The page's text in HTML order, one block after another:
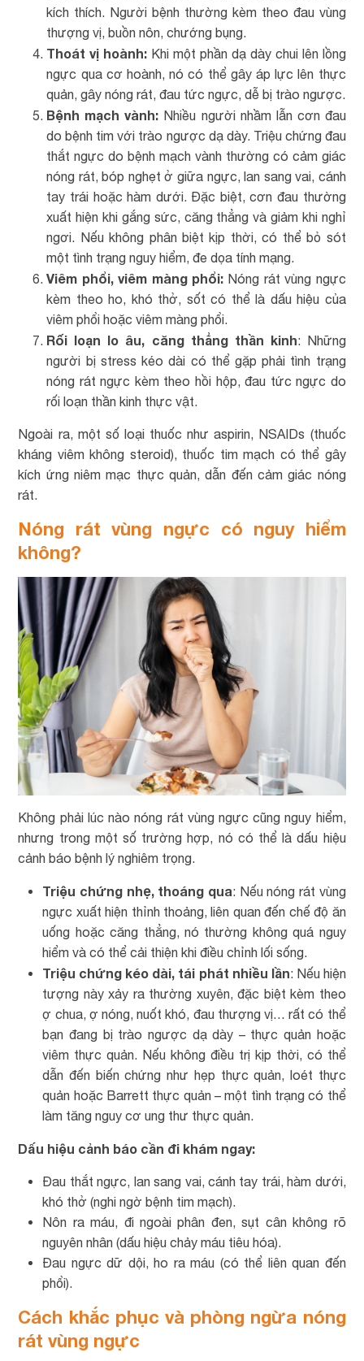
kích thích. Người bệnh thường kèm theo đau vùng
thượng vị, buồn nôn, chướng bụng.
Thoát vị hoành: Khi một phần dạ dày chui lên lồng
ngực qua cơ hoành, nó có thể gây áp lực lên thực
quản, gây nóng rát, đau tức ngực, dễ bị trào ngược.
Bệnh mạch vành: Nhiều người nhầm lẫn cơn đau
do bệnh tim với trào ngược dạ dày. Triệu chứng đau
thắt ngực do bệnh mạch vành thường có cảm giác
nóng rát, bóp nghẹt ở giữa ngực, lan sang vai, cánh
tay trái hoặc hàm dưới. Đặc biệt, cơn đau thường
xuất hiện khi gắng sức, căng thẳng và giảm khi nghỉ
ngơi. Nếu không phân biệt kịp thời, có thể bỏ sót
một tình trạng nguy hiểm, đe dọa tính mạng.
Viêm phổi, viêm màng phổi: Nóng rát vùng ngực
kèm theo ho, khó thở, sốt có thể là dấu hiệu của
viêm phổi hoặc viêm màng phổi.
Rối loạn lo âu, căng thẳng thần kinh: Những
người bị stress kéo dài có thể gặp phải tình trạng
nóng rát ngực kèm theo hồi hộp, đau tức ngực do
rối loạn thần kinh thực vật.
Ngoài ra, một số loại thuốc như aspirin, NSAIDs (thuốc
kháng viêm không steroid), thuốc tim mạch có thể gây
kích ứng niêm mạc thực quản, dẫn đến cảm giác nóng
rát.
Nóng rát vùng ngực có nguy hiểm
không?
Không phải lúc nào nóng rát vùng ngực cũng nguy hiểm,
nhưng trong một số trường hợp, nó có thể là dấu hiệu
cảnh báo bệnh lý nghiêm trọng.
Triệu chứng nhẹ, thoáng qua: Nếu nóng rát vùng
ngực xuất hiện thỉnh thoảng, liên quan đến chế độ ăn
uống hoặc căng thẳng, nó thường không quá nguy
hiểm và có thể cải thiện khi điều chỉnh lối sống.
Triệu chứng kéo dài, tái phát nhiều lần: Nếu hiện
tượng này xảy ra thường xuyên, đặc biệt kèm theo
ợ chua, ợ nóng, nuốt khó, đau thượng vị… rất có thể
bạn đang bị trào ngược dạ dày – thực quản hoặc
viêm thực quản. Nếu không điều trị kịp thời, có thể
dẫn đến biến chứng như hẹp thực quản, loét thực
quản hoặc Barrett thực quản – một tình trạng có thể
làm tăng nguy cơ ung thư thực quản.
Dấu hiệu cảnh báo cần đi khám ngay:
Đau thắt ngực, lan sang vai, cánh tay trái, hàm dưới,
khó thở (nghi ngờ bệnh tim mạch).
Nôn ra máu, đi ngoài phân đen, sụt cân không rõ
nguyên nhân (dấu hiệu chảy máu tiêu hóa).
Đau ngực dữ dội, ho ra máu (có thể liên quan đến
phổi).
Cách khắc phục và phòng ngừa nóng
rát vùng ngực